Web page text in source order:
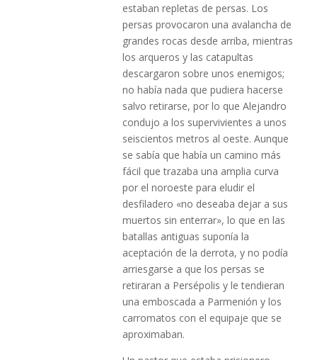
estaban repletas de persas. Los
persas provocaron una avalancha de
grandes rocas desde arriba, mientras
los arqueros y las catapultas
descargaron sobre unos enemigos;
no había nada que pudiera hacerse
salvo retirarse, por lo que Alejandro
condujo a los supervivientes a unos
seiscientos metros al oeste. Aunque
se sabía que había un camino más
fácil que trazaba una amplia curva
por el noroeste para eludir el
desfiladero «no deseaba dejar a sus
muertos sin enterrar», lo que en las
batallas antiguas suponía la
aceptación de la derrota, y no podía
arriesgarse a que los persas se
retiraran a Persépolis y le tendieran
una emboscada a Parmenión y los
carromatos con el equipaje que se
aproximaban.